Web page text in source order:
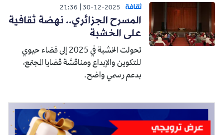
ثقافة 30-12-2025
21:36
المسرح الجزائري.. نهضة ثقافية
على الخشبة
تحولت الخشبة في 2025 إلى فضاء حيوي
للتكوين والإبداع ومناقشة قضايا المجتمع،
بدعم رسمي واضح.